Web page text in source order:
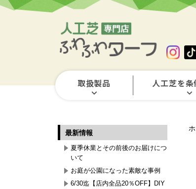
取扱製品 人工芝を
最新情報
夏季休業とその前後のお届けにつ
いて
お庭が公園になった素敵な事例
6/30迄【店内全品20％OFF】DIY